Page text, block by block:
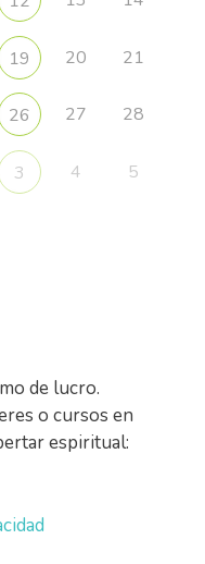
19 20 21
26 27 28
3 4 5
de lucro.
o cursos en
espiritual: